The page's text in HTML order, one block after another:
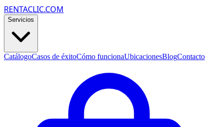
RENTACLIC.COM
Servicios
CatálogoCasos de éxitoCómo funcionaUbicacionesBlogContacto